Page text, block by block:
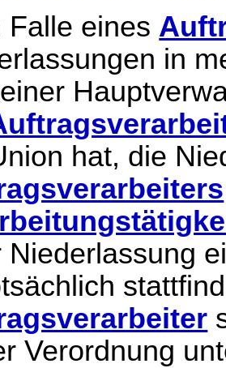
Falle eines
in
hat, die
Niederlassung
Verordnung